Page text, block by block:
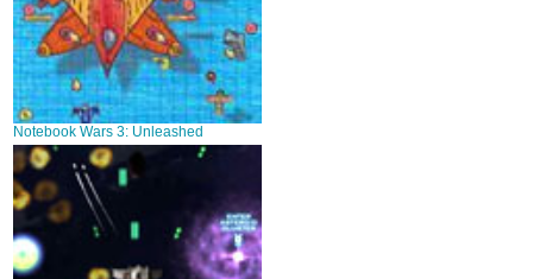
Notebook Wars 3: Unleashed